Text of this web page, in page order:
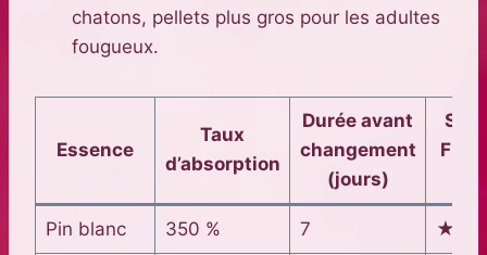
chatons, pellets plus gros pour les adultes
fougueux.
Essence
Taux
d’absorption
Durée avant
changement
(jours)
Pin blanc 350 % 7